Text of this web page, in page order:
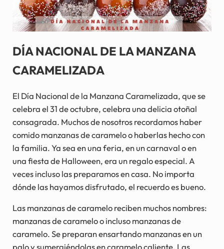
DÍA NACIONAL DE LA MANZANA
CARAMELIZADA
El Día Nacional de la Manzana Caramelizada, que se
celebra el 31 de octubre, celebra una delicia otoñal
consagrada. Muchos de nosotros recordamos haber
comido manzanas de caramelo o haberlas hecho con
la familia. Ya sea en una feria, en un carnaval o en
una fiesta de Halloween, era un regalo especial. A
veces incluso las preparamos en casa. No importa
dónde las hayamos disfrutado, el recuerdo es bueno.
Las manzanas de caramelo reciben muchos nombres:
manzanas de caramelo o incluso manzanas de
caramelo. Se preparan ensartando manzanas en un
palo y sumergiéndolas en caramelo caliente. Las